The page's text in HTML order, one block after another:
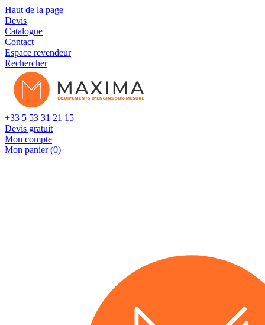
Haut de la page
Devis
Catalogue
Contact
Espace revendeur
Rechercher
+33 5 53 31 21 15
Devis gratuit
Mon compte
Mon panier (0)
Cookies management panel